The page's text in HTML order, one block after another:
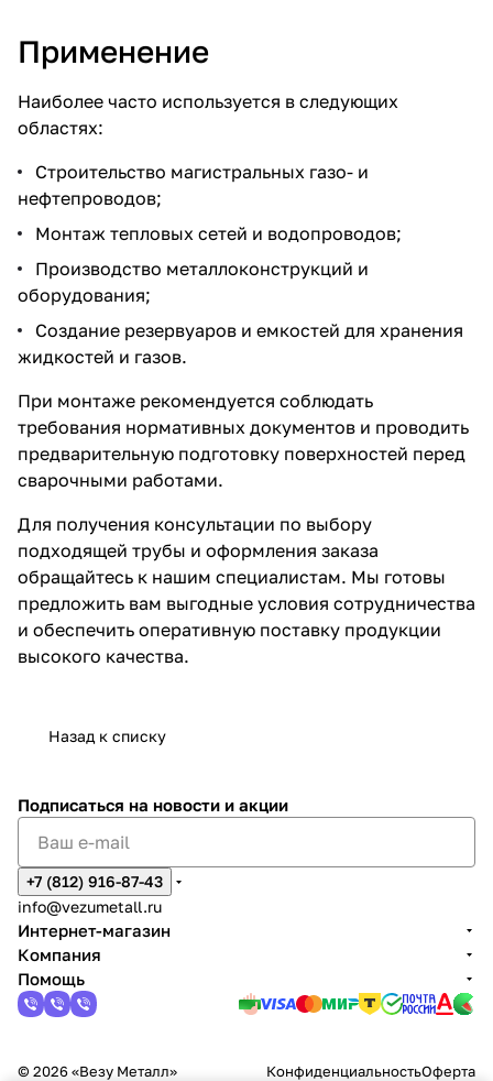
Применение
Наиболее часто используется в следующих
областях:
Строительство магистральных газо- и
нефтепроводов;
Монтаж тепловых сетей и водопроводов;
Производство металлоконструкций и
оборудования;
Создание резервуаров и емкостей для хранения
жидкостей и газов.
При монтаже рекомендуется соблюдать
требования нормативных документов и проводить
предварительную подготовку поверхностей перед
сварочными работами.
Для получения консультации по выбору
подходящей трубы и оформления заказа
обращайтесь к нашим специалистам. Мы готовы
предложить вам выгодные условия сотрудничества
и обеспечить оперативную поставку продукции
высокого качества.
Назад к списку
Подписаться на новости и акции
+7 (812) 916-87-43
info@vezumetall.ru
Интернет-магазин
Компания
Помощь
© 2026 «Везу Металл» КонфиденциальностьОферта